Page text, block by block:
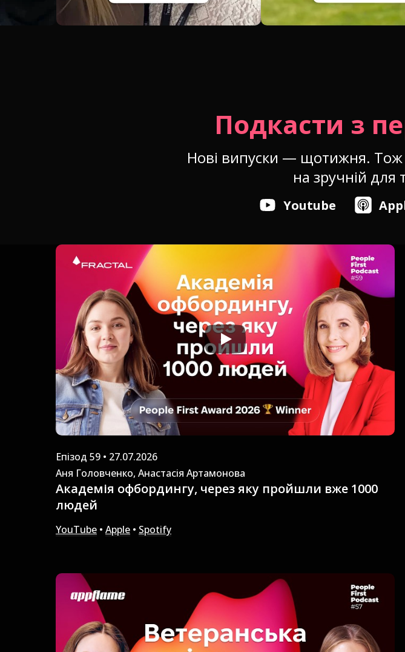
Подкасти з
Нові випуски — щотижня. Тож
на зручній для
Youtube
Епізод 59 • 27.07.2026
Аня Головченко, Анастасія Артамонова
Академія офбордингу, через яку пройшли вже 1000
людей
YouTube • Apple • Spotify